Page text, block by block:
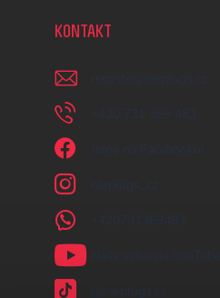
KONTAKT
napiste @ earplugs.cz
+420 731 389 483
Jsme na Facebooku!
earplugs_cz
+420731389483
Naše videa na YouTube
@earplugs.cz